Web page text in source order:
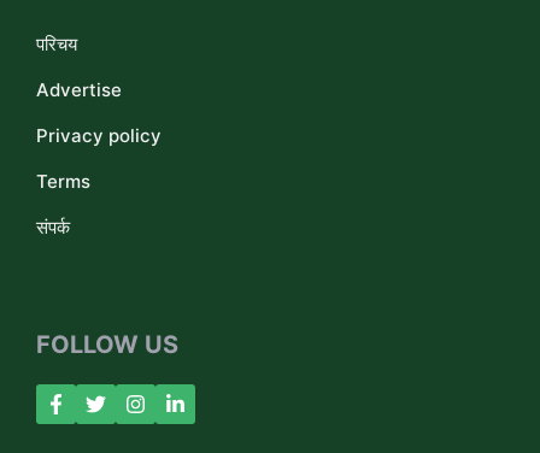
परिचय
Advertise
Privacy policy
Terms
संपर्क
FOLLOW US